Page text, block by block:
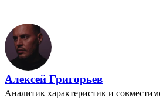
Алексей Григорьев
Аналитик характеристик и